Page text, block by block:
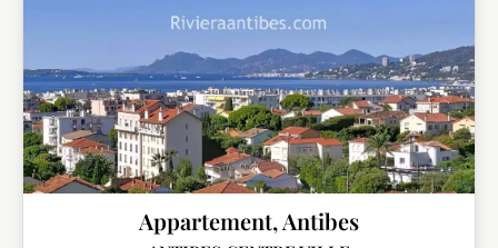
Appartement, Antibes